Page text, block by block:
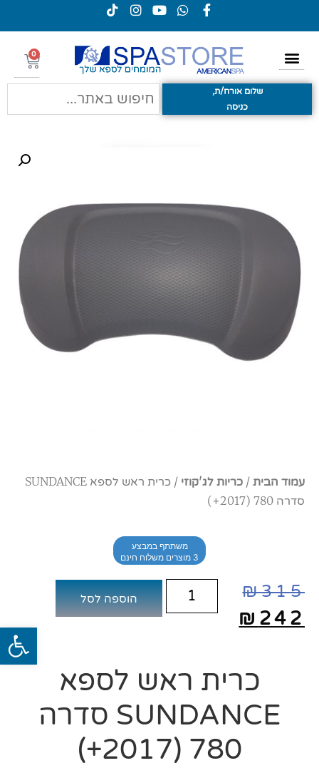
פתח
0
שלום אורח/ת,
כניסה
עמוד הבית / כריות לג'קוזי
/ כרית ראש לספא SUNDANCE
סדרה 780 (2017+)
משתתף במבצע
3 מוצרים משלוח חינם
₪315
₪ 242
הוספה לסל
כרית ראש לספא
SUNDANCE סדרה
780 (2017+)